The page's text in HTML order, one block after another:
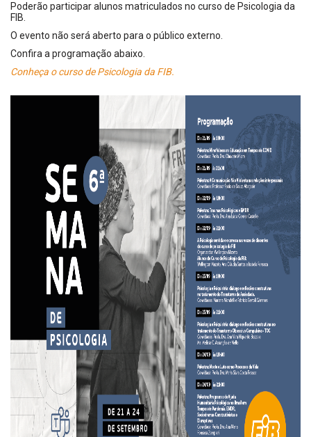
Poderão participar alunos matriculados no curso de Psicologia da
FIB.
O evento não será aberto para o público externo.
Confira a programação abaixo.
Conheça o curso de Psicologia da FIB.